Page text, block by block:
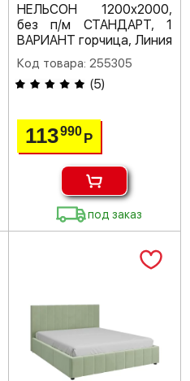
НЕЛЬСОН 1200х2000,
без п/м СТАНДАРТ, 1
ВАРИАНТ горчица, Линия
Код товара: 255305
(5)
113990 Р
под заказ